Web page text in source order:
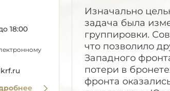
18:00
Изначально
задача была
группировки.
что позволило
Западного
потери в
фронта